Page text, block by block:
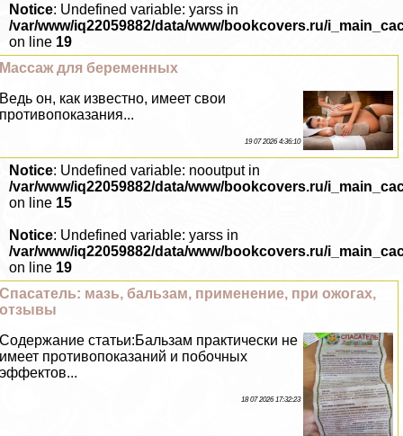
Notice: Undefined variable: yarss in
/var/www/iq22059882/data/www/bookcovers.ru/
on line 19
Массаж для беременных
Ведь он, как известно, имеет свои
противопоказания...
19 07 2026 4:36:10
Notice: Undefined variable: nooutput in
/var/www/iq22059882/data/www/bookcovers.ru/
on line 15
Notice: Undefined variable: yarss in
/var/www/iq22059882/data/www/bookcovers.ru/
on line 19
Спасатель: мазь, бальзам, применение, при ожогах,
отзывы
Содержание статьи:Бальзам пpaктически не
имеет противопоказаний и побочных
эффектов...
18 07 2026 17:32:23